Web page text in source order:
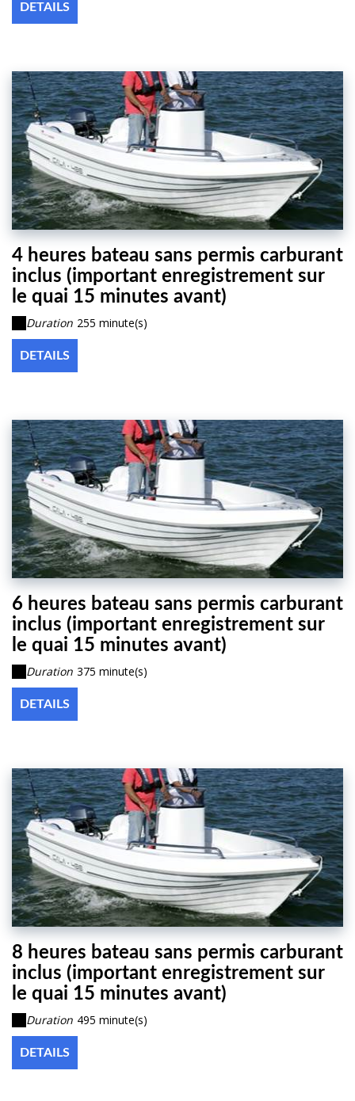
DETAILS
4 heures bateau sans permis carburant
inclus (important enregistrement sur
le quai 15 minutes avant)
Duration 255 minute(s)
DETAILS
6 heures bateau sans permis carburant
inclus (important enregistrement sur
le quai 15 minutes avant)
Duration 375 minute(s)
DETAILS
8 heures bateau sans permis carburant
inclus (important enregistrement sur
le quai 15 minutes avant)
Duration 495 minute(s)
DETAILS